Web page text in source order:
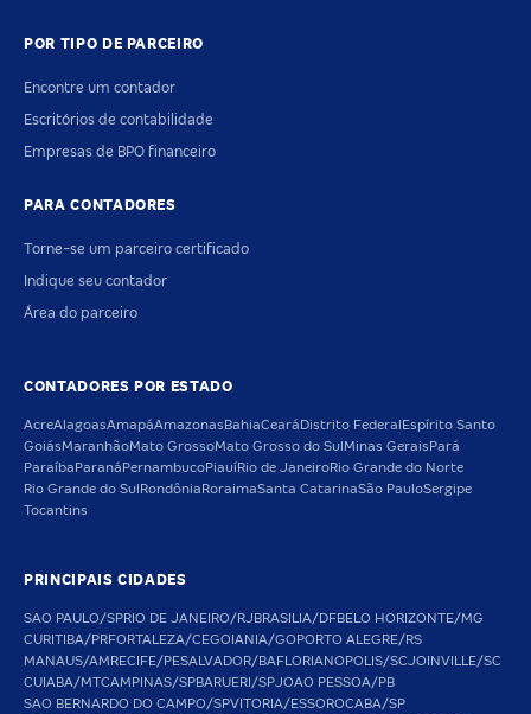
POR TIPO DE PARCEIRO
Encontre um contador
Escritórios de contabilidade
Empresas de BPO financeiro
PARA CONTADORES
Torne-se um parceiro certificado
Indique seu contador
Área do parceiro
CONTADORES POR ESTADO
AcreAlagoasAmapáAmazonas BahiaCeará Distrito Federal Espírito Santo
GoiásMaranhãoMato GrossoMato Grosso do Sul Minas Gerais Pará
Paraíba Paraná PernambucoPiauíRio de JaneiroRio Grande do Norte
Rio Grande do Sul Rondônia RoraimaSanta CatarinaSão PauloSergipe
Tocantins
PRINCIPAIS CIDADES
SAO PAULO/SPRIO DE JANEIRO/RJBRASILIA/DFBELO HORIZONTE/MG
CURITIBA/PRFORTALEZA/CEGOIANIA/GOPORTO ALEGRE/RS
MANAUS/AMRECIFE/PESALVADOR/BAFLORIANOPOLIS/SCJOINVILLE/SC
CUIABA/MTCAMPINAS/SPBARUERI/SPJOAO PESSOA/PB
SAO BERNARDO DO CAMPO/SPVITORIA/ESSOROCABA/SP